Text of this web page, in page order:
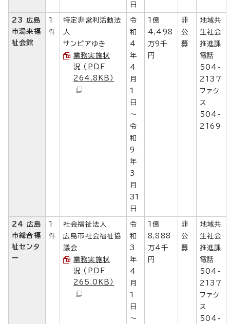
日
23 広島
市湯来福
祉会館
1
件
特定非営利活動法
人
サンピアゆき
業務実施状
況 （PDF
264.8KB）
令
和
4
年
4
月
1
日
～
令
和
9
年
3
月
31
日
1億
4,498
万9千
円
非
公
募
地域共
生社会
推進課
電話
504-
2137
ファク
ス
504-
2169
24 広島
市総合福
祉センタ
ー
1
件
社会福祉法人
広島市社会福祉協
議会
業務実施状
況 （PDF
265.0KB）
令
和
3
年
4
月
1
日
～
1億
8,888
万4千
円
非
公
募
地域共
生社会
推進課
電話
504-
2137
ファク
ス
504-